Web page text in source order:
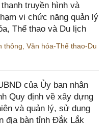
truyền hình và
vi chức năng quản lý
Thể thao và Du lịch
thông Văn hóa-Thể thao-Du
của Ủy ban nhân
Quy định về xây dựng
và quản lý, sử dụng
địa bàn tỉnh Đắk Lắk